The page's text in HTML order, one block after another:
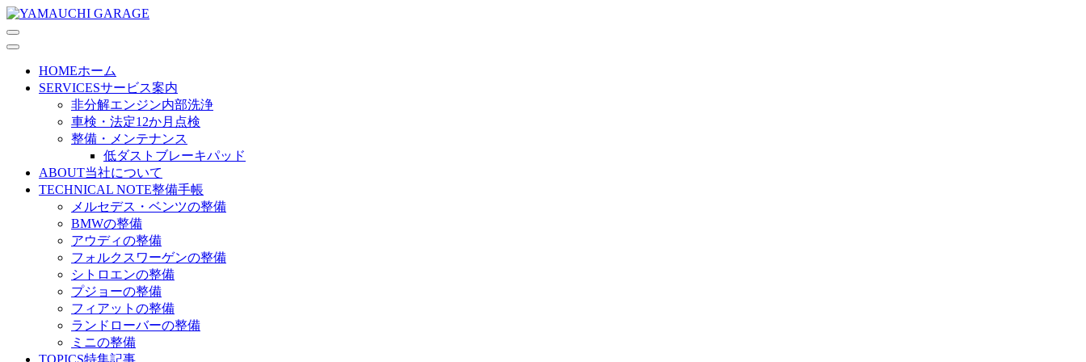
HOMEホーム
SERVICESサービス案内
非分解エンジン内部洗浄
車検・法定12か月点検
整備・メンテナンス
低ダストブレーキパッド
ABOUT当社について
TECHNICAL NOTE整備手帳
メルセデス・ベンツの整備
BMWの整備
アウディの整備
フォルクスワーゲンの整備
シトロエンの整備
プジョーの整備
フィアットの整備
ランドローバーの整備
ミニの整備
TOPICS特集記事